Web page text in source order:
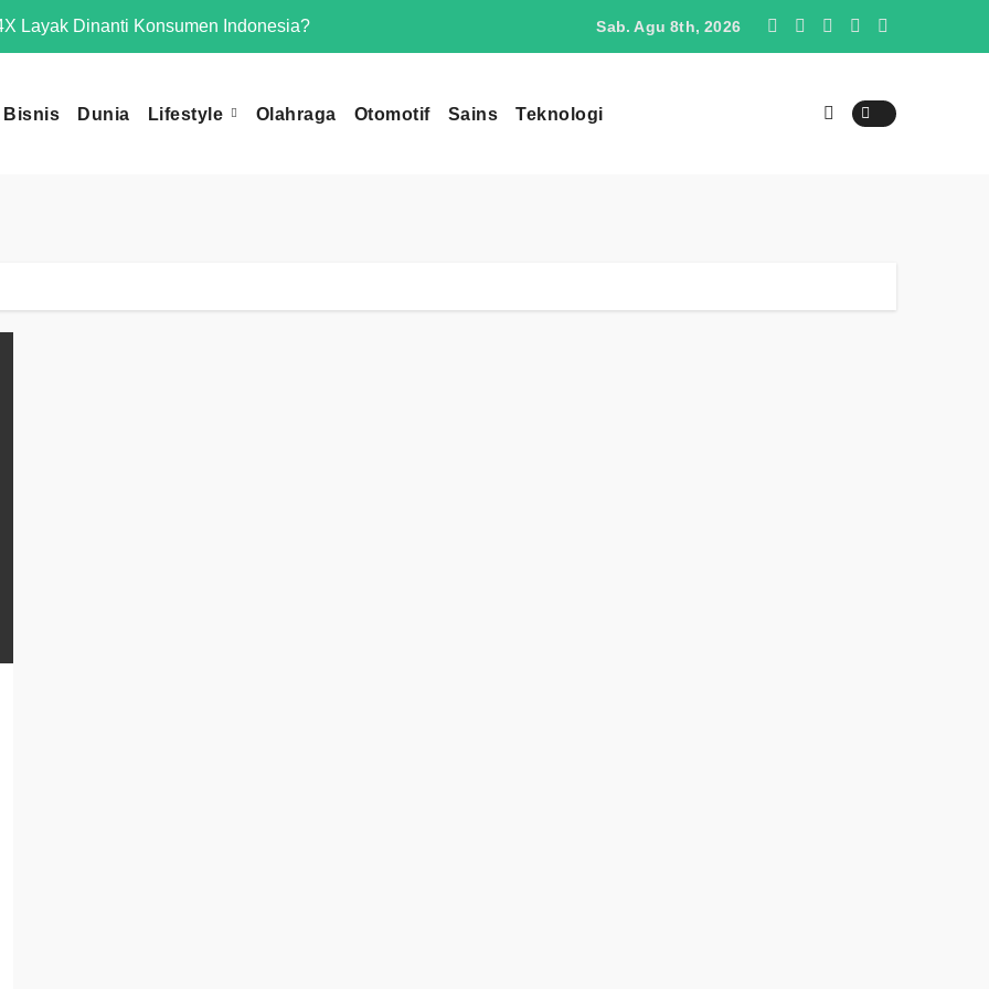
Layak Dinanti Konsumen Indonesia? Mengapa Omoda O4 Berpotensi Menjadi Penantang SUV Jepang di Indonesia
Sab. Agu 8th, 2026
Bisnis Dunia Lifestyle Olahraga Otomotif Sains Teknologi